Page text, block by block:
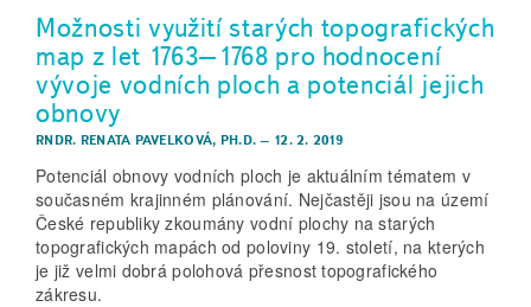
Možnosti využití starých topografických
map z let 1763–1768 pro hodnocení
vývoje vodních ploch a potenciál jejich
obnovy
RNDR. RENATA PAVELKOVÁ, PH.D. – 12. 2. 2019
Potenciál obnovy vodních ploch je aktuálním tématem v
současném krajinném plánování. Nejčastěji jsou na území
České republiky zkoumány vodní plochy na starých
topografických mapách od poloviny 19. století, na kterých
je již velmi dobrá polohová přesnost topografického
zákresu.